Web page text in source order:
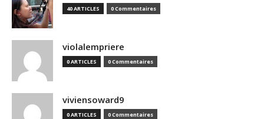
40 ARTICLES 0 Commentaires
violalempriere
0 ARTICLES 0 Commentaires
viviensoward9
0 ARTICLES 0 Commentaires